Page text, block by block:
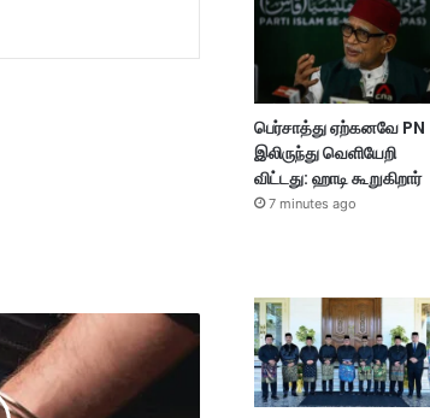
பெர்சாத்து ஏற்கனவே PN
இலிருந்து வெளியேறி
விட்டது: ஹாடி கூறுகிறார்
7 minutes ago